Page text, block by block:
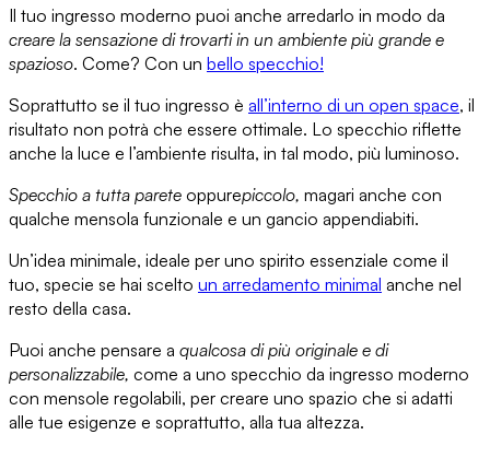
Il tuo ingresso moderno puoi anche arredarlo in modo da
creare la sensazione di trovarti in un ambiente più grande e
spazioso. Come? Con un bello specchio!
Soprattutto se il tuo ingresso è all’interno di un open space, il
risultato non potrà che essere ottimale. Lo specchio riflette
anche la luce e l’ambiente risulta, in tal modo, più luminoso.
Specchio a tutta parete oppurepiccolo, magari anche con
qualche mensola funzionale e un gancio appendiabiti.
Un’idea minimale, ideale per uno spirito essenziale come il
tuo, specie se hai scelto un arredamento minimal anche nel
resto della casa.
Puoi anche pensare a qualcosa di più originale e di
personalizzabile, come a uno specchio da ingresso moderno
con mensole regolabili, per creare uno spazio che si adatti
alle tue esigenze e soprattutto, alla tua altezza.